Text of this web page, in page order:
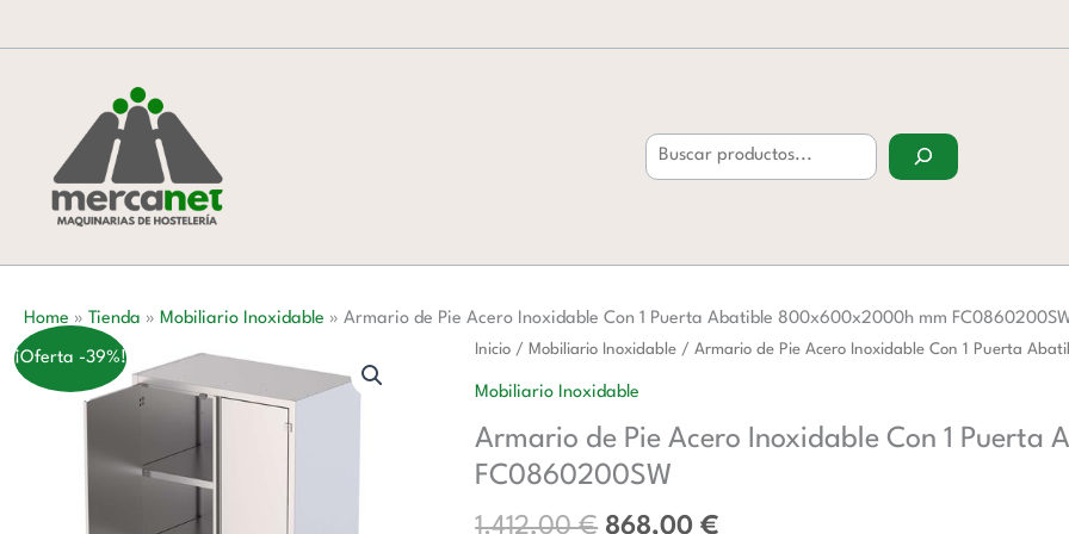
al
Home » Tienda » Mobiliario Inoxidable » Armario de Pie Acero Inoxidable Con 1 Puerta Abatible 800x600x2000h mm
¡Oferta -39%! Inicio / Mobiliario Inoxidable / Armario de Pie Acero Inoxidable Con 1 Puerta
Mobiliario Inoxidable
Armario de Pie Acero Inoxidable Con 1
FC0860200SW
1.412,00€
El
precio
era:
1.412,00 €.
868,00€
El
es:
Armario
Acero
Inoxidable